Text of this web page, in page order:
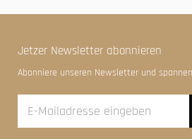
Jetzer Newsletter abonnieren
Abonniere unseren Newsletter und